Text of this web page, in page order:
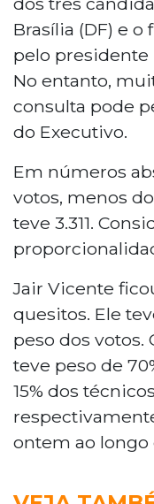
Brasília (DF) e
pelo presidente
No entanto,
consulta pode
do Executivo.
Em números
votos, menos
teve 3.311.
Jair Vicente
quesitos. Ele
peso dos votos.
teve peso de
15% dos
ontem ao longo